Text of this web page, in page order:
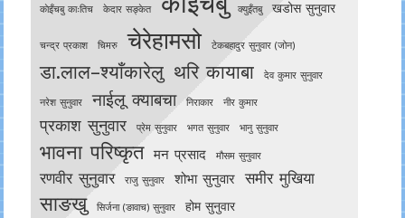
काेइँचबु काःतिच केदार सङ्केत क्युइँतबु खडोस सुनुवार
चन्द्र प्रकाश चिमरु चेरेहामसो टेकबहादुर सुनुवार (जोन)
डा.लाल–श्याँकारेलु थरि कायाबा देव कुमार सुनुवार
नरेश सुनुवार नाईलू क्याबचा निराकार नीर कुमार
प्रकाश सुनुवार प्रेम सुनुवार भगत सुनुवार भानु सुनुवार
भावना परिष्कृत मन प्रसाद मौसम सुनुवार
रणवीर सुनुवार राजु सुनुवार शोभा सुनुवार समीर मुखिया
साङखु सिर्जना (ङावाच) सुनुवार होम सुनुवार